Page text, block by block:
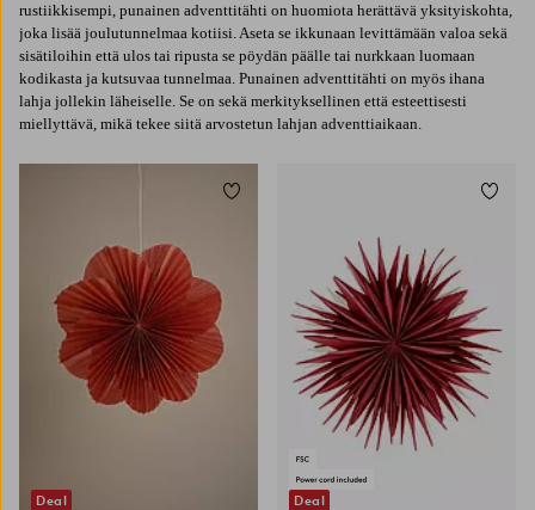
rustiikkisempi, punainen adventtitähti on huomiota herättävä yksityiskohta,
joka lisää joulutunnelmaa kotiisi. Aseta se ikkunaan levittämään valoa sekä
sisätiloihin että ulos tai ripusta se pöydän päälle tai nurkkaan luomaan
kodikasta ja kutsuvaa tunnelmaa. Punainen adventtitähti on myös ihana
lahja jollekin läheiselle. Se on sekä merkityksellinen että esteettisesti
miellyttävä, mikä tekee siitä arvostetun lahjan adventtiaikaan.
Deal
Lisää suosikkeihin
Deal
Lisää